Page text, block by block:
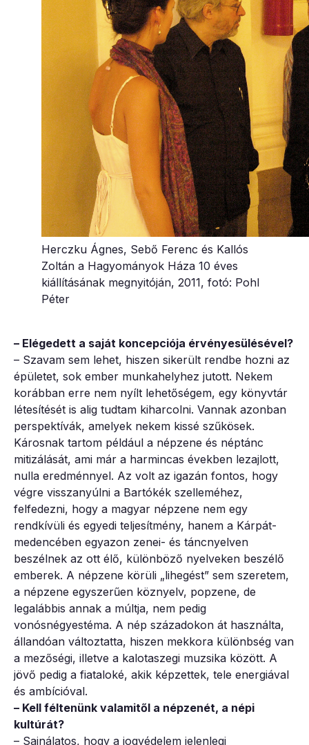
Herczku Ágnes, Sebő Ferenc és Kallós
Zoltán a Hagyományok Háza 10 éves
kiállításának megnyitóján, 2011, fotó: Pohl
Péter
– Elégedett a saját koncepciója érvényesülésével?
– Szavam sem lehet, hiszen sikerült rendbe hozni az
épületet, sok ember munkahelyhez jutott. Nekem
korábban erre nem nyílt lehetőségem, egy könyvtár
létesítését is alig tudtam kiharcolni. Vannak azonban
perspektívák, amelyek nekem kissé szűkösek.
Károsnak tartom például a népzene és néptánc
mitizálását, ami már a harmincas években lezajlott,
nulla eredménnyel. Az volt az igazán fontos, hogy
végre visszanyúlni a Bartókék szelleméhez,
felfedezni, hogy a magyar népzene nem egy
rendkívüli és egyedi teljesítmény, hanem a Kárpát-
medencében egyazon zenei- és táncnyelven
beszélnek az ott élő, különböző nyelveken beszélő
emberek. A népzene körüli „lihegést” sem szeretem,
a népzene egyszerűen köznyelv, popzene, de
legalábbis annak a múltja, nem pedig
vonósnégyestéma. A nép századokon át használta,
állandóan változtatta, hiszen mekkora különbség van
a mezőségi, illetve a kalotaszegi muzsika között. A
jövő pedig a fiataloké, akik képzettek, tele energiával
és ambícióval.
– Kell féltenünk valamitől a népzenét, a népi
kultúrát?
– Sajnálatos, hogy a jogvédelem jelenlegi